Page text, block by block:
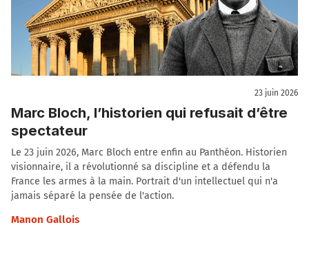
23 juin 2026
Marc Bloch, l’historien qui refusait d’être
spectateur
Le 23 juin 2026, Marc Bloch entre enfin au Panthéon. Historien
visionnaire, il a révolutionné sa discipline et a défendu la
France les armes à la main. Portrait d'un intellectuel qui n'a
jamais séparé la pensée de l'action.
Manon Gallois